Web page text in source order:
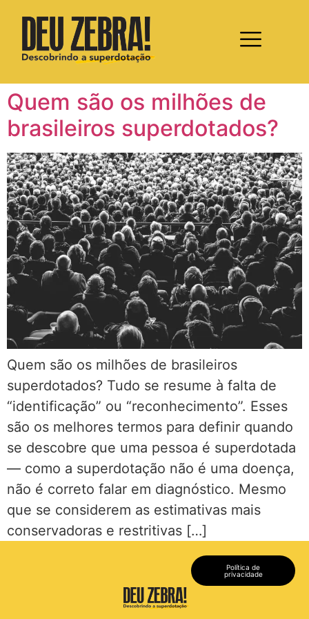
Quem são os milhões de
brasileiros superdotados?
Quem são os milhões de brasileiros
superdotados? Tudo se resume à falta de
“identificação” ou “reconhecimento”. Esses
são os melhores termos para definir quando
se descobre que uma pessoa é superdotada
— como a superdotação não é uma doença,
não é correto falar em diagnóstico. Mesmo
que se considerem as estimativas mais
conservadoras e restritivas […]
Política de
privacidade